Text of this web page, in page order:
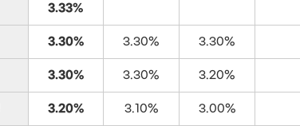
3.33%
3.30% 3.30% 3.30%
3.30% 3.30% 3.20%
3.20% 3.10% 3.00%